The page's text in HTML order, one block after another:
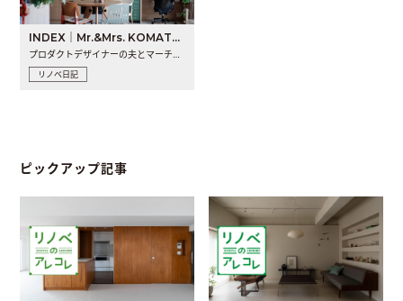
INDEX｜Mr.&Mrs. KOMATSU renovation diary
プロダクトデザイナーの夫とマーチャンダイザーの妻が、夫婦で..
リノベ日記
ピックアップ記事